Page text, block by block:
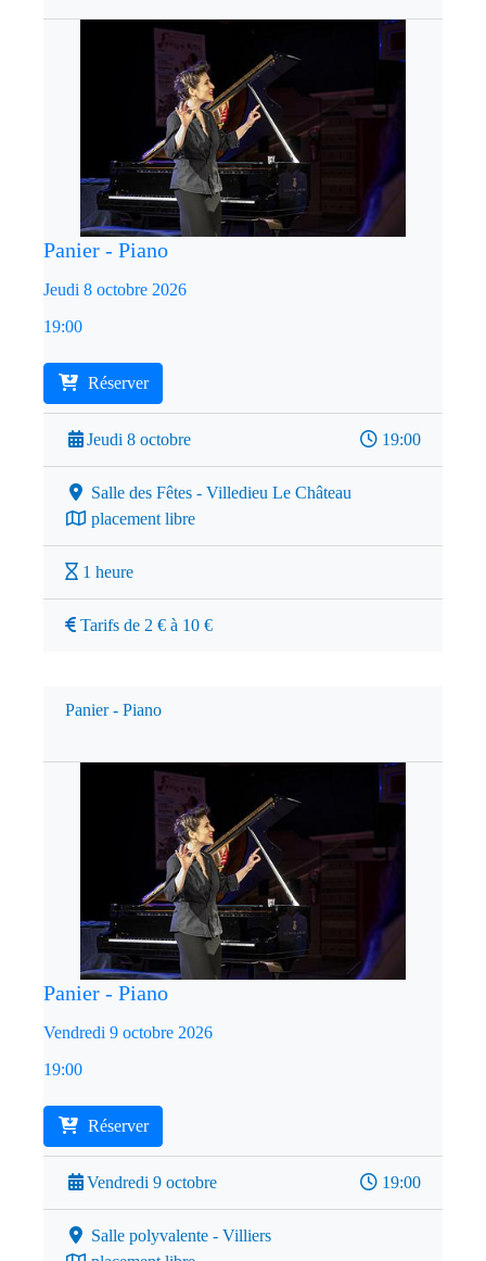
Panier - Piano
Jeudi 8 octobre 2026
19:00
Réserver
Jeudi 8 octobre 19:00
Salle des Fêtes - Villedieu Le Château
placement libre
1 heure
Tarifs de 2 € à 10 €
Panier - Piano
Panier - Piano
Vendredi 9 octobre 2026
19:00
Réserver
Vendredi 9 octobre 19:00
Salle polyvalente - Villiers